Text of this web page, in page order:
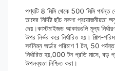
পণ্যটি 8 মিমি থেকে 500 মিমি পর্যন্ত
তাদের নির্দিষ্ট ছাঁচ নকশা প্রয়োজনীয়তা
দেয়।কাস্টমাইজড আকারগুলি মূল্য
উপর নির্ভর করে নির্ধারিত হয়। শিল্প-
সর্বনিম্ন অর্ডার পরিমাণ 1 টন, 50
নির্ধারিত হয়,000 টন প্রতি মাসে, বড়
উপলব্ধতা নিশ্চিত করা।